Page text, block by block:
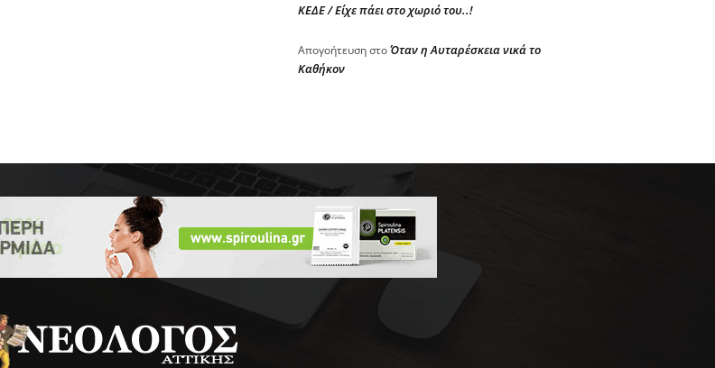
ΚΕΔΕ / Είχε πάει στο χωριό του..!
ΑπογοήτευσηστοΌταν η Αυταρέσκεια νικά το
Καθήκον